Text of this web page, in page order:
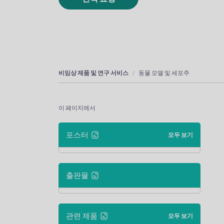
비임상 제품 및 연구 서비스 동물 모델 및 세포주
이 페이지에서
포스터 모두 보기
출판물
관련 제품 모두 보기